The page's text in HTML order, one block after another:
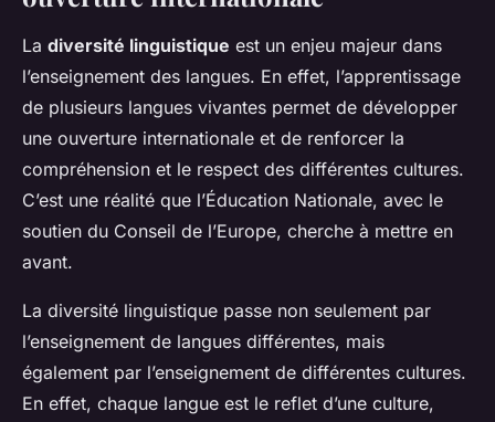
La diversité linguistique est un enjeu majeur dans
l’enseignement des langues. En effet, l’apprentissage
de plusieurs langues vivantes permet de développer
une ouverture internationale et de renforcer la
compréhension et le respect des différentes cultures.
C’est une réalité que l’Éducation Nationale, avec le
soutien du Conseil de l’Europe, cherche à mettre en
avant.
La diversité linguistique passe non seulement par
l’enseignement de langues différentes, mais
également par l’enseignement de différentes cultures.
En effet, chaque langue est le reflet d’une culture,